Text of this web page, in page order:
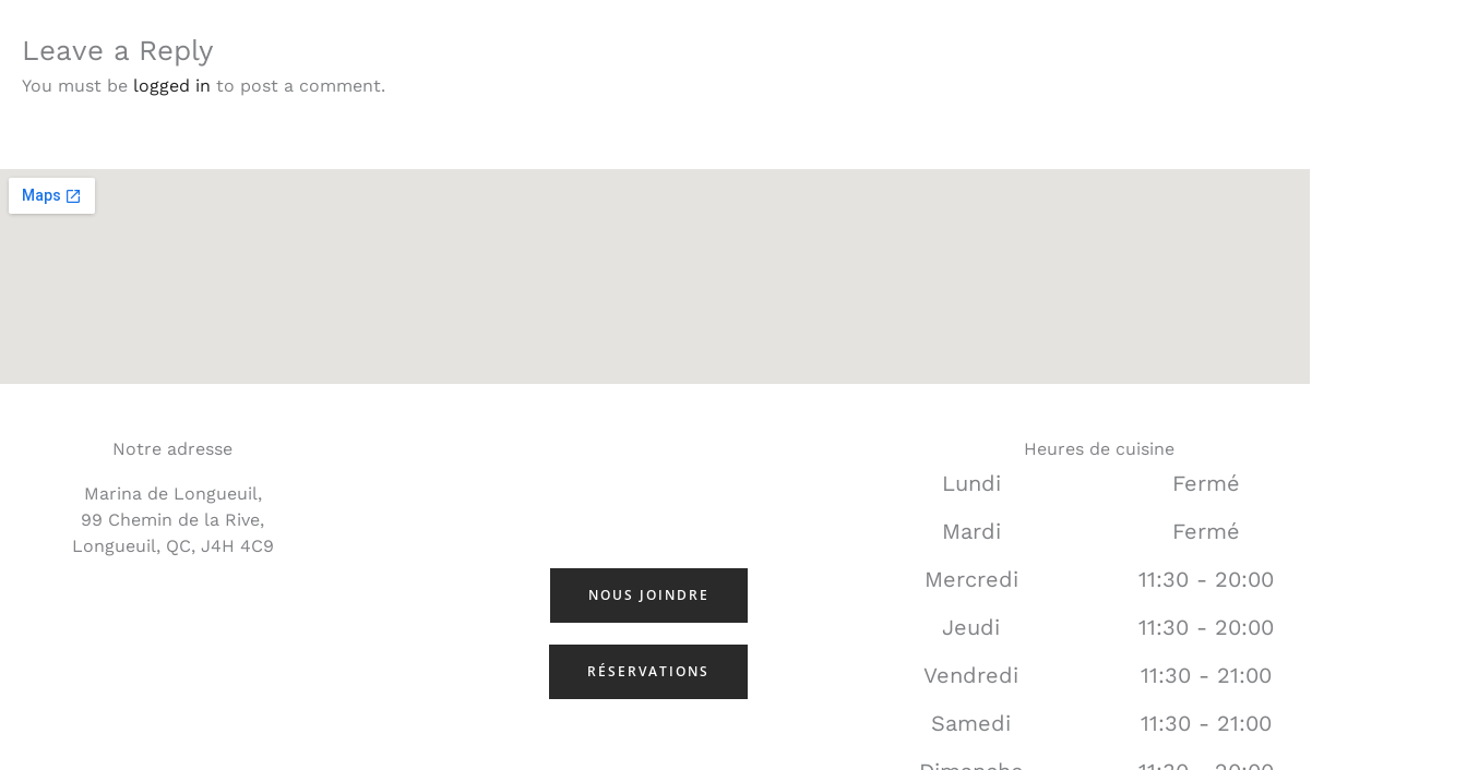
Leave a Reply
You must be logged in to post a comment.
Notre adresse
Marina de Longueuil,
99 Chemin de la Rive,
Longueuil, QC, J4H 4C9
NOUS JOINDRE
RÉSERVATIONS
Heures de cuisine
Lundi
Fermé
Mardi
Fermé
Mercredi
11:30 - 20:00
Jeudi
11:30 - 20:00
Vendredi
11:30 - 21:00
Samedi
11:30 - 21:00